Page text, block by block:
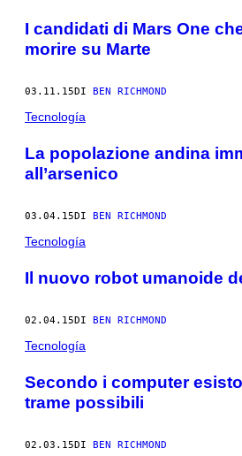
I candidati di Mars One
morire su Marte
03.11.15DI BEN RICHMOND
Tecnología
La popolazione andina
all’arsenico
03.04.15DI BEN RICHMOND
Tecnología
Il nuovo robot umanoide
02.04.15DI BEN RICHMOND
Tecnología
Secondo i computer
trame possibili
02.03.15DI BEN RICHMOND